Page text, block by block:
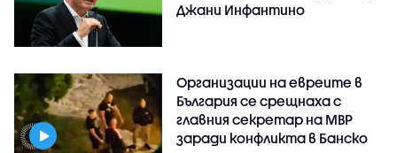
Джани Инфантино
Организации на евреите в
България се срещнаха с
главния секретар на МВР
заради конфликта в Банско